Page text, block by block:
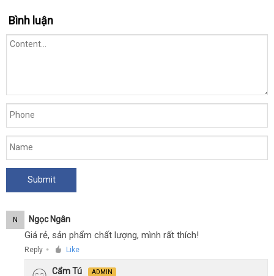
Kích
Dục
Nam
Drop
Bình luận
N Ngọc Ngân
Giá rẻ, sản phẩm chất lượng, mình rất thích!
Reply ● Like
Cẩm Tú ADMIN